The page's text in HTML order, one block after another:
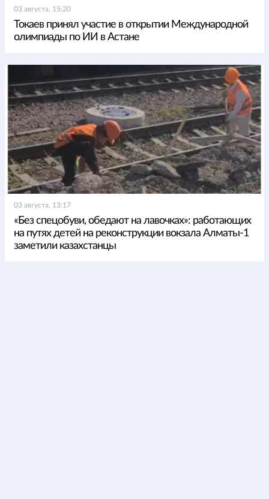
03 августа, 15:20
Токаев принял участие в открытии Международной
олимпиады по ИИ в Астане
03 августа, 13:17
«Без спецобуви, обедают на лавочках»: работающих
на путях детей на реконструкции вокзала Алматы-1
заметили казахстанцы